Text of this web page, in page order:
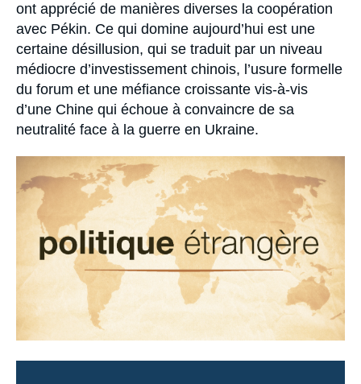
ont apprécié de manières diverses la coopération
avec Pékin. Ce qui domine aujourd’hui est une
certaine désillusion, qui se traduit par un niveau
médiocre d’investissement chinois, l’usure formelle
du forum et une méfiance croissante vis-à-vis
d’une Chine qui échoue à convaincre de sa
neutralité face à la guerre en Ukraine.
principale